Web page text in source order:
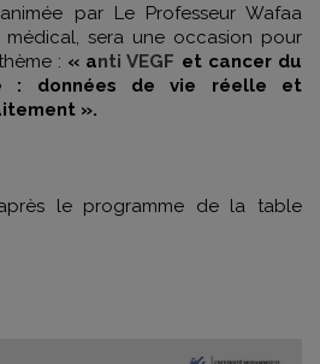
par Le Professeur Wafaa
médical, sera une occasion pour
: « anti VEGF et cancer du
: données de vie réelle et
».
le programme de la table